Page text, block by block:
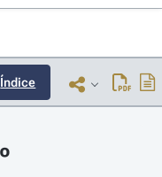
Índice